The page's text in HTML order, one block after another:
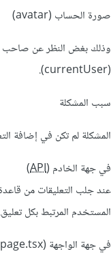
صورة الحساب (avatar)
وذلك بغض النظر عن صاحب
(currentUser).
سبب المشكلة
المشكلة لم تكن في إضافة
في جهة الخادم (API
)
المستخدم المرتبط بكل تعليق.
في جهة الواجهة (page.tsx)